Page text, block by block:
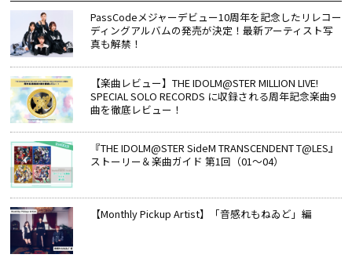
PassCodeメジャーデビュー10周年を記念したリレコー
ディングアルバムの発売が決定！最新アーティスト写
真も解禁！
【楽曲レビュー】THE IDOLM@STER MILLION LIVE!
SPECIAL SOLO RECORDS に収録される周年記念楽曲9
曲を徹底レビュー！
『THE IDOLM@STER SideM TRANSCENDENT T@LES』
ストーリー＆楽曲ガイド 第1回（01～04）
【Monthly Pickup Artist】「音感れもねゐど」編